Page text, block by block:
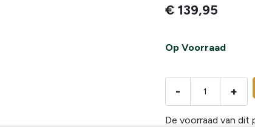
€ 139,95
Op Voorraad
- +
De voorraad van dit